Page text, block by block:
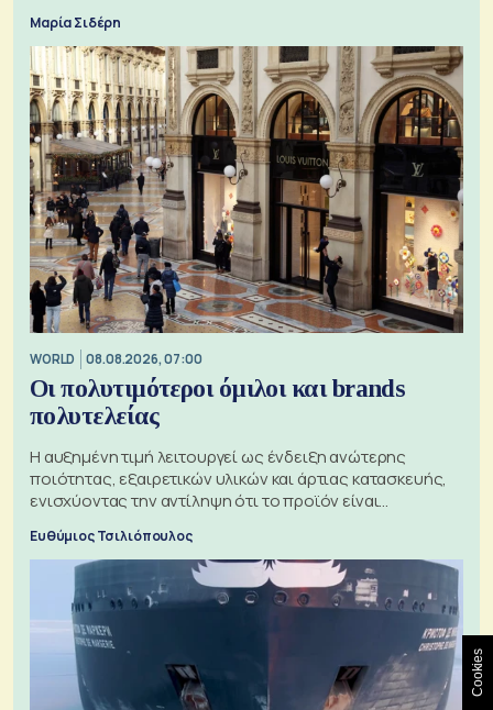
Μαρία Σιδέρη
WORLD 08.08.2026, 07:00
Οι πολυτιμότεροι όμιλοι και brands
πολυτελείας
Η αυξημένη τιμή λειτουργεί ως ένδειξη ανώτερης
ποιότητας, εξαιρετικών υλικών και άρτιας κατασκευής,
ενισχύοντας την αντίληψη ότι το προϊόν είναι
Ευθύμιος Τσιλιόπουλος
Cookies